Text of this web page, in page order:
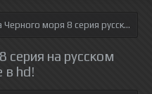
Черного моря 8 серия русская озвучка полностью смотреть онлайн!
серия на русском
в hd!